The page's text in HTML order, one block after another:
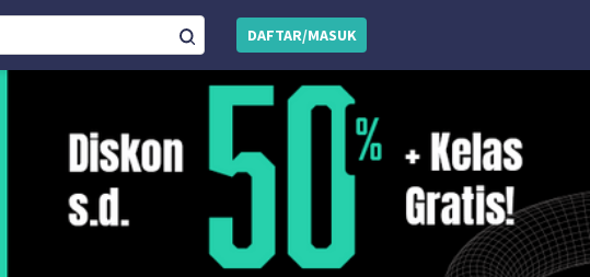
DAFTAR/MASUK